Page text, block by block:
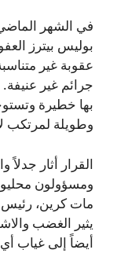
في الشهر
بوليس بيترز
عقوبة غير
جرائم غير
بها خطيرة
وطويلة
القرار أثار
ومسؤولون
مات كرين، رئيس
يثير الغضب
أيضاً إلى غياب